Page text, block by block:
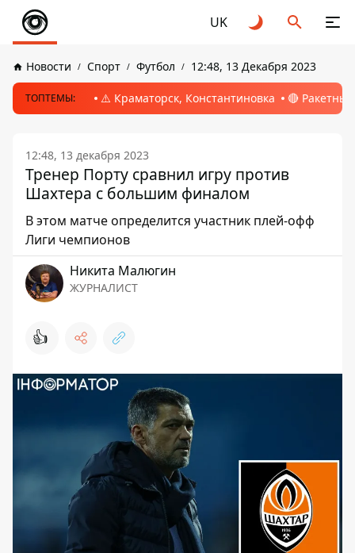
UK
Новости Спорт Футбол 12:48, 13 Декабря 2023
ТОПТЕМЫ: ⚠️ Краматорск, Константиновка 🔴
12:48, 13 декабря 2023
Тренер Порту сравнил игру против
Шахтера с большим финалом
В этом матче определится участник плей-офф
Лиги чемпионов
Никита Малюгин
ЖУРНАЛИСТ
👍